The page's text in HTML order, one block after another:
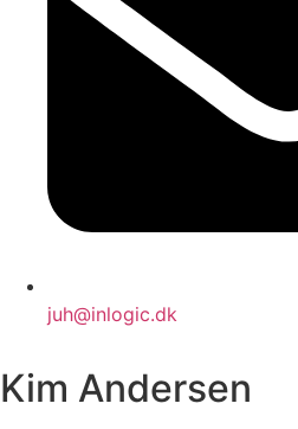
juh@inlogic.dk
Kim Andersen